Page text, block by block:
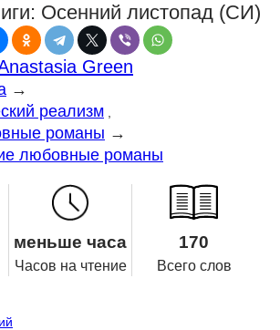
Осенний листопад (СИ)
Green
→
реализм
романы →
любовные романы
меньше часа
Часов на чтение
170
Всего слов